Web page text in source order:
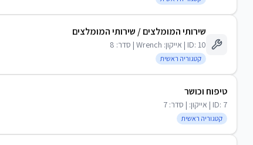
שירותי המומלצים/ שירותי המומלצים
ID: 10 | אייקון: Wrench | סדר: 8
קטגוריה ראשית
טיפוח וכושר
ID: 7 | אייקון: | סדר: 7
קטגוריה ראשית